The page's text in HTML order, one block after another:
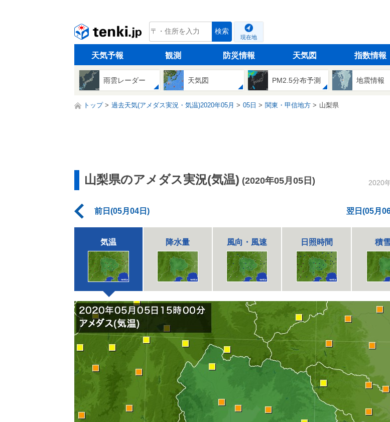
tenki.jp 検索
現在地
天気予報 観測 防災情報 天気図 指数情報
雨雲レーダー 天気図 PM2.5分布予測 地震情報
トップ 過去天気(アメダス実況・気温)2020年05月 05日 関東・甲信地方 山梨県
山梨県のアメダス実況(気温) (2020年05月05日) 2020
前日(05月04日) 翌日(05月
気温 降水量 風向・風速 日照時間 積